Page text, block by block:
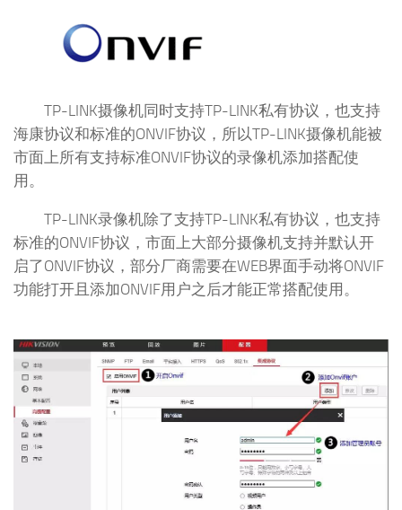
TP-LINK摄像机同时支持TP-LINK私有协议，也支持
海康协议和标准的ONVIF协议，所以TP-LINK摄像机能被
市面上所有支持标准ONVIF协议的录像机添加搭配使
用。
TP-LINK录像机除了支持TP-LINK私有协议，也支持
标准的ONVIF协议，市面上大部分摄像机支持并默认开
启了ONVIF协议，部分厂商需要在WEB界面手动将ONVIF
功能打开且添加ONVIF用户之后才能正常搭配使用。